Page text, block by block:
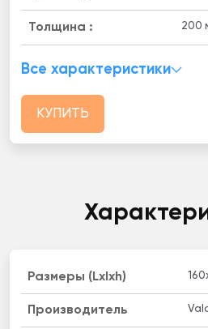
Толщина : 200
Все характеристики
КУПИТЬ
Размеры (Lxlxh)
Производитель